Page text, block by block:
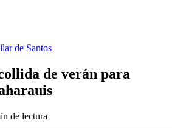
de Santos
de verán para
de lectura